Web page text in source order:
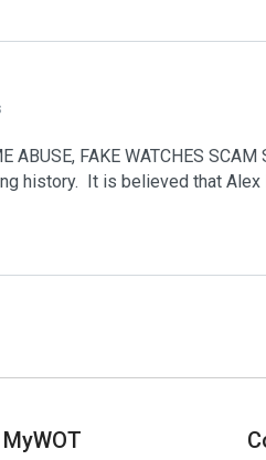
ABUSE, FAKE WATCHES
history.  It is believed that
MyWOT